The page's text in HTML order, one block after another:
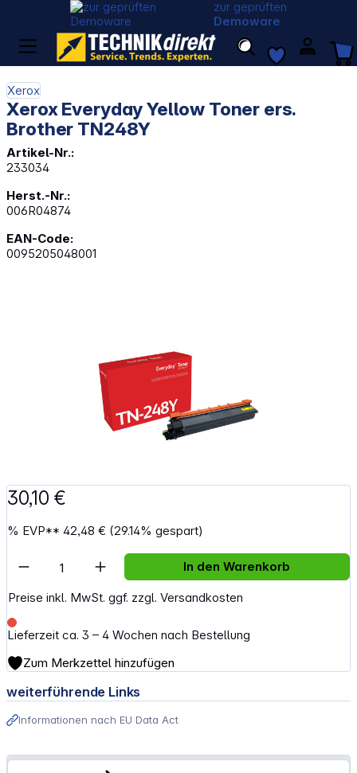
zur geprüften
Demoware
Xerox
Xerox Everyday Yellow Toner ers.
Brother TN248Y
Artikel-Nr.:
233034
Herst.-Nr.:
006R04874
EAN-Code:
0095205048001
30,10 €
% EVP**42,48 € (29.14% gespart)
Preise inkl. MwSt. ggf. zzgl. Versandkosten
Lieferzeit ca. 3 – 4 Wochen nach Bestellung
Artikel Anzahl: Gib den gewünschten
In den Warenkorb
Zum Merkzettel hinzufügen
weiterführende Links
Informationen nach EU Data Act